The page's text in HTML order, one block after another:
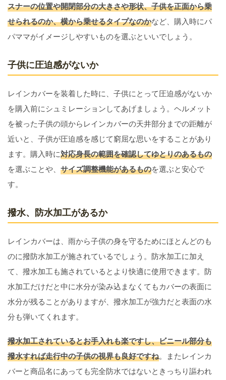
スナーの位置や開閉部分の大きさや形状、子供を正面から乗
せられるのか、横から乗せるタイプなのかなど、購入時にパ
パママがイメージしやすいものを選ぶといいでしょう。
子供に圧迫感がないか
レインカバーを装着した時に、子供にとって圧迫感がないか
を購入前にシュミレーションしてあげましょう。ヘルメット
を被った子供の頭からレインカバーの天井部分までの距離が
近いと、子供が圧迫感を感じて窮屈な思いをすることがあり
ます。購入時に対応身長の範囲を確認してゆとりのあるもの
を選ぶことや、 サイズ調整機能があるものを選ぶと安心で
す。
撥水、防水加工があるか
レインカバーは、雨から子供の身を守るためにほとんどのも
のに撥防水加工が施されているでしょう。防水加工に加え
て、撥水加工も施されているとより快適に使用できます。防
水加工だけだと中に水分が染み込まなくてもカバーの表面に
水分が残ることがありますが、撥水加工が強力だと表面の水
分も弾いてくれます。
撥水加工されているとお手入れも楽ですし、ビニール部分も
撥水すれば走行中の子供の視界も良好ですね。またレインカ
バーと商品名にあっても完全防水ではないときっちり謳われ